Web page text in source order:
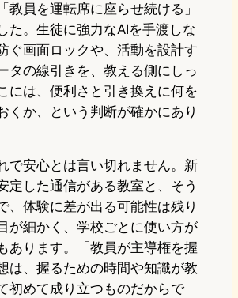
教員を運転席に座らせ続ける」
た。生徒に強力なAIを手渡しな
ぐ画面ロックや、活動を設計す
タの線引きを、教える側にしっ
には、便利さと引き換えに何を
くか、という判断が確かにあり
で安心とは言い切れません。新
定した通信がある教室と、そう
、体験に差が出る可能性は残り
が細かく、学校ごとに使い方が
あります。「教員が主導権を握
は、握るための時間や知識が教
初めて成り立つものだからで